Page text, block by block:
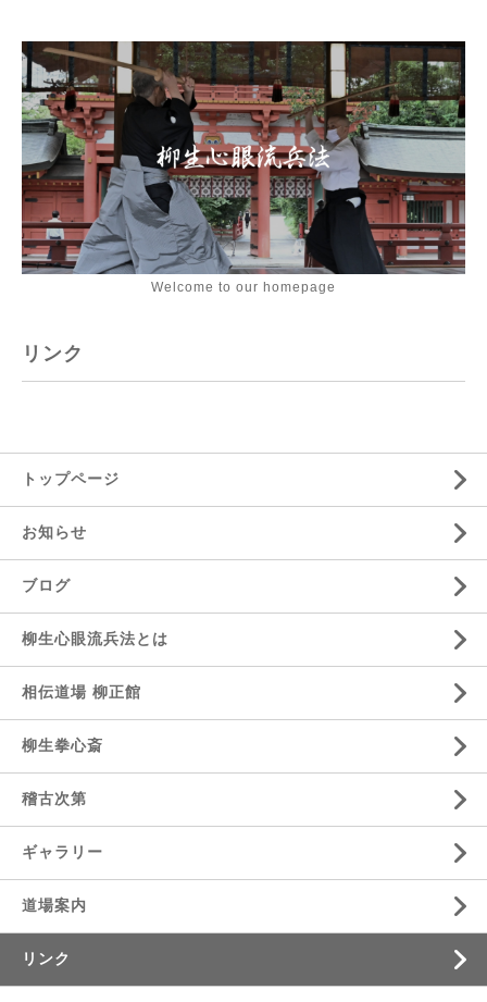
Welcome to our homepage
リンク
トップページ
お知らせ
ブログ
柳生心眼流兵法とは
相伝道場 柳正館
柳生拳心斎
稽古次第
ギャラリー
道場案内
リンク